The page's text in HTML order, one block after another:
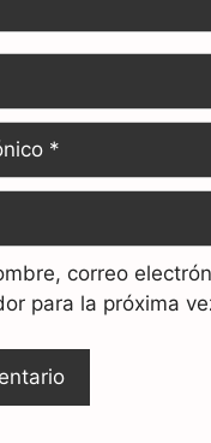
correo
para la próxima